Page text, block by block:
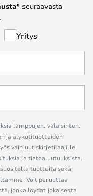
seuraavasta
Yritys
lamppujen, valaisinten,
ja älykotituotteiden
vain uutiskirjetilaajille
ja tietoa uutuuksista.
tuotteita sekä
Voit peruuttaa
jonka löydät jokaisesta